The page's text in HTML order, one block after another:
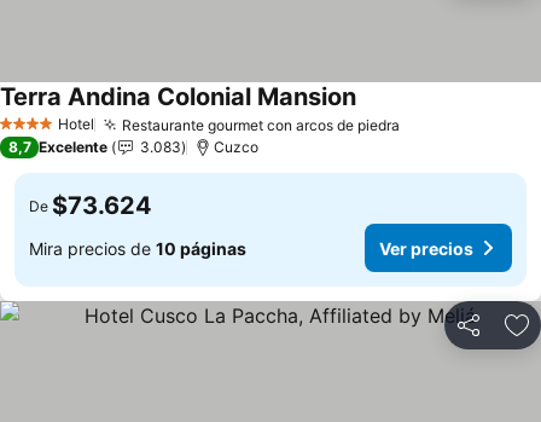
4 EstrellasHotel Restaurante gourmet con arcos de piedra
Terra Andina Colonial MansionVer precios
8,7 Excelente 3.083 Cuzco
De $73.624
Mira precios de 10 páginas Ver precios
Compartir